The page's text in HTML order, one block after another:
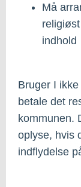
Må
indhold
Bruger I
betale det
kommunen.
oplyse, hvis
indflydelse